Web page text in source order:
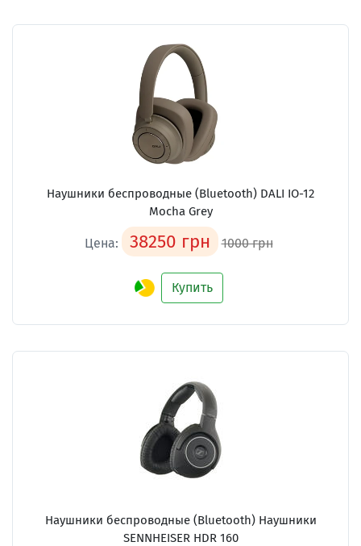
Наушники беспроводные (Bluetooth) DALI IO-12
Mocha Grey
Цена: 38250 грн 1000 грн
Купить
Наушники беспроводные (Bluetooth) Наушники
SENNHEISER HDR 160